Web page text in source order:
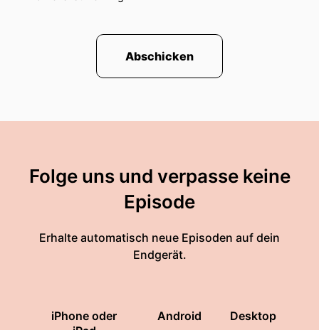
Abschicken
Folge uns und verpasse keine
Episode
Erhalte automatisch neue Episoden auf dein
Endgerät.
iPhone oder
Android Desktop